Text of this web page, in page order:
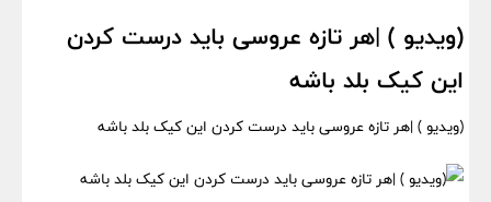
(ویدیو ) |هر تازه عروسی باید درست کردن
این کیک بلد باشه
(ویدیو ) |هر تازه عروسی باید درست کردن این کیک بلد باشه